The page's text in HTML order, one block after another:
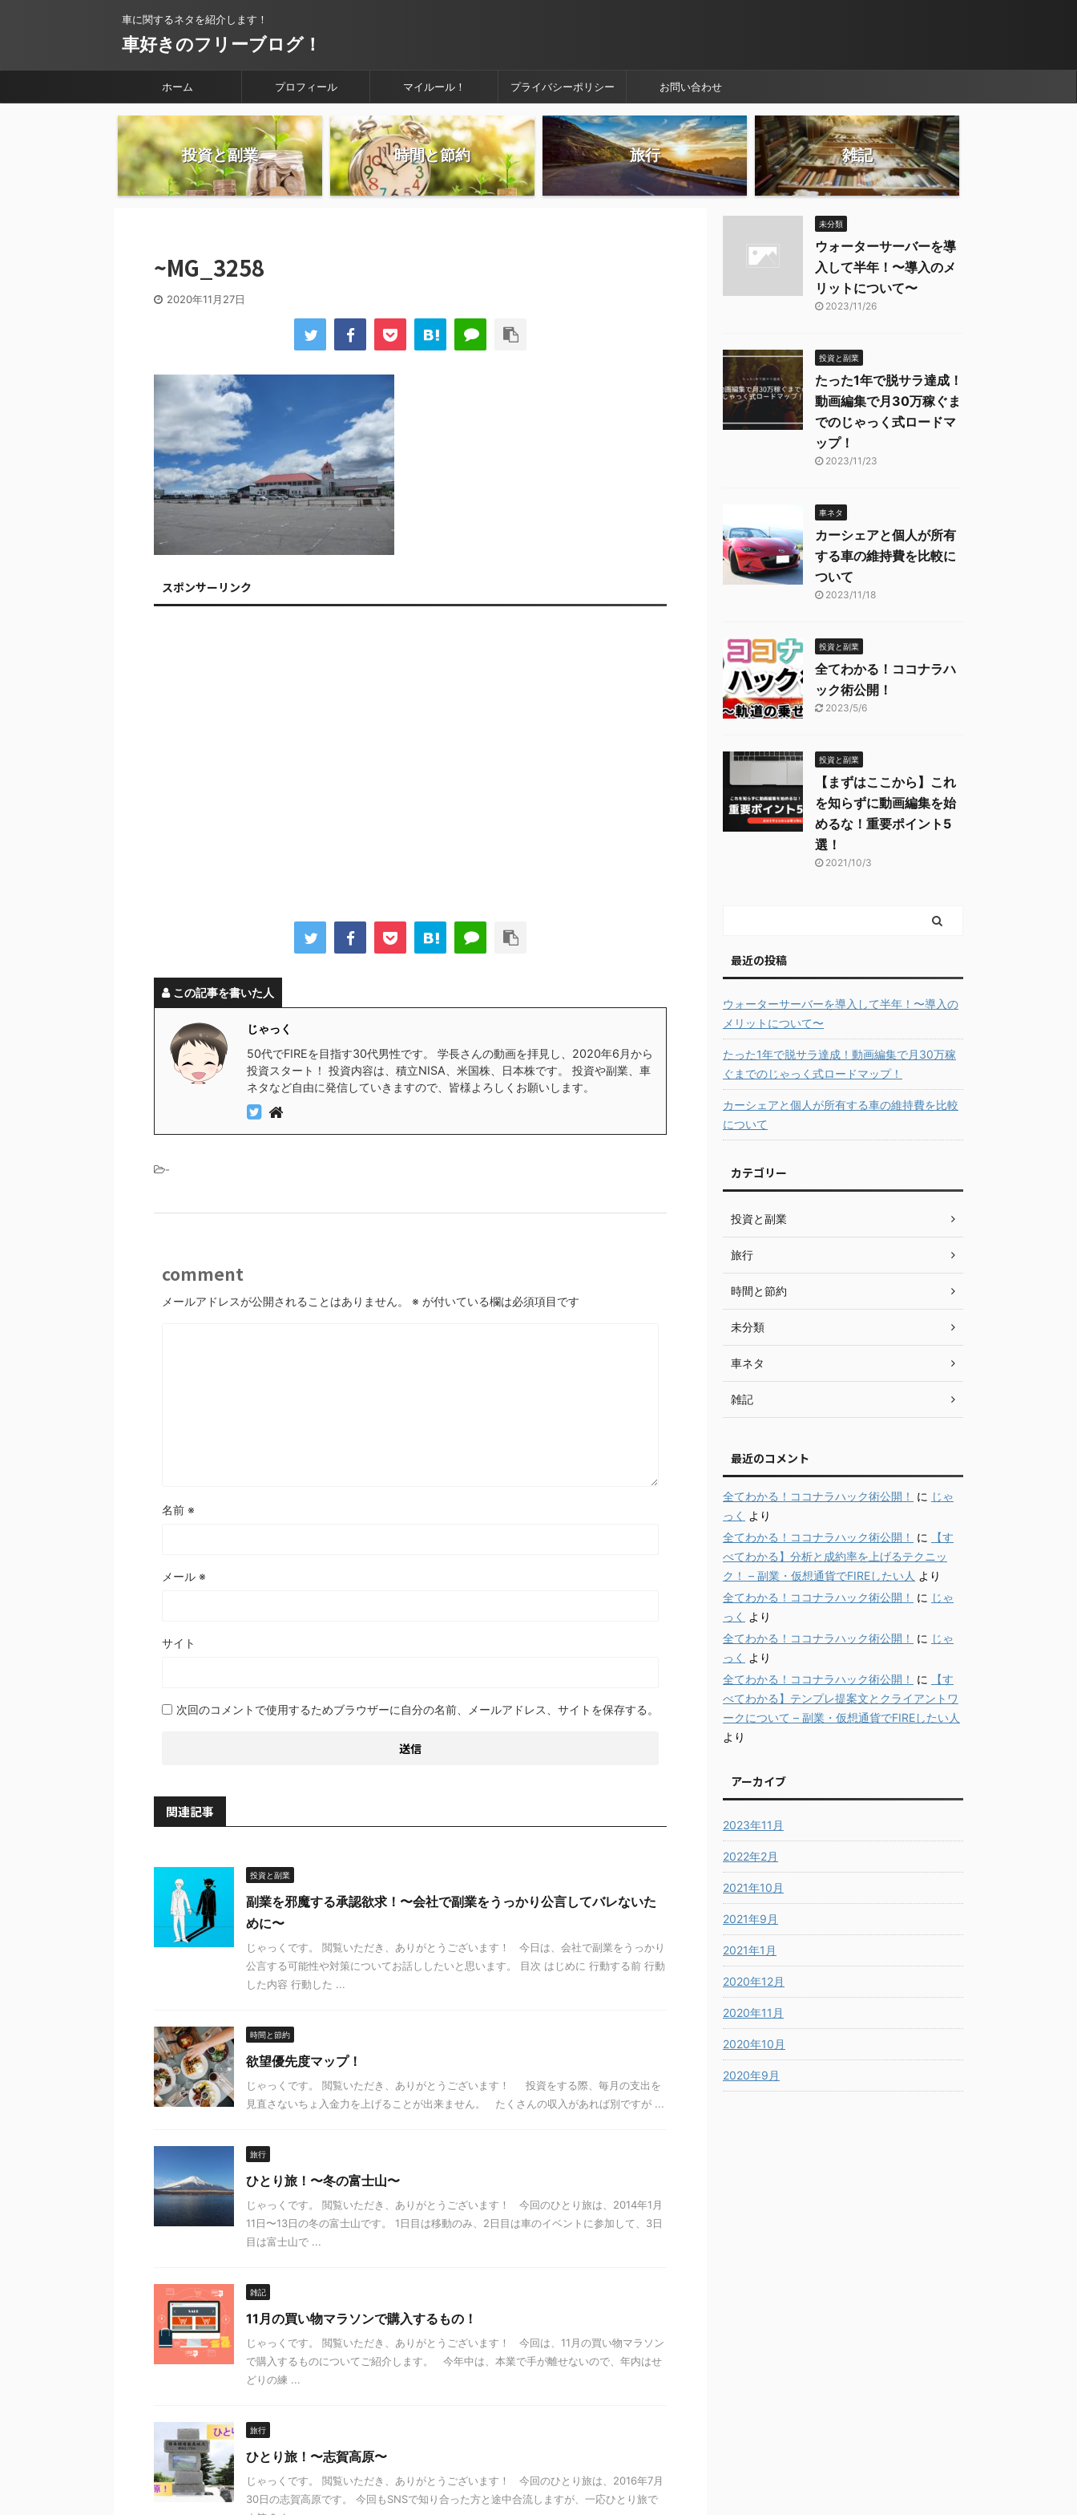
車に関するネタを紹介します！
車好きのフリーブログ！
ホーム プロフィール マイルール！ プライバシーポリシー お問い合わせ
投資と副業 時間と節約 旅行 雑記
~MG_3258
2020年11月27日
スポンサーリンク
この記事を書いた人
じゃっく
50代でFIREを目指す30代男性です。 学長さんの動画を拝見し、2020年6月から
投資スタート！ 投資内容は、積立NISA、米国株、日本株です。 投資や副業、車
ネタなど自由に発信していきますので、皆様よろしくお願いします。
-
comment
メールアドレスが公開されることはありません。 ※ が付いている欄は必須項目です
名前 ※
メール ※
サイト
次回のコメントで使用するためブラウザーに自分の名前、メールアドレス、サイトを保存する。
関連記事
投資と副業
副業を邪魔する承認欲求！〜会社で副業をうっかり公言してバレないた
めに〜
じゃっくです。 閲覧いただき、ありがとうございます！ 今日は、会社で副業をうっかり
公言する可能性や対策についてお話ししたいと思います。 目次 はじめに 行動する前 行動
した内容 行動した ...
時間と節約
欲望優先度マップ！
じゃっくです。 閲覧いただき、ありがとうございます！ 投資をする際、毎月の支出を
見直さないちょ入金力を上げることが出来ません。 たくさんの収入があれば別ですが ...
旅行
ひとり旅！〜冬の富士山〜
じゃっくです。 閲覧いただき、ありがとうございます！ 今回のひとり旅は、2014年1月
11日〜13日の冬の富士山です。 1日目は移動のみ、2日目は車のイベントに参加して、3日
目は富士山で ...
雑記
11月の買い物マラソンで購入するもの！
じゃっくです。 閲覧いただき、ありがとうございます！ 今回は、11月の買い物マラソン
で購入するものについてご紹介します。 今年中は、本業で手が離せないので、年内はせ
どりの練 ...
旅行
ひとり旅！〜志賀高原〜
じゃっくです。 閲覧いただき、ありがとうございます！ 今回のひとり旅は、2016年7月
30日の志賀高原です。 今回もSNSで知り合った方と途中合流しますが、一応ひとり旅で
未分類
ウォーターサーバーを導
入して半年！〜導入のメ
リットについて〜
2023/11/26
投資と副業
たった1年で脱サラ達成！
動画編集で月30万稼ぐま
でのじゃっく式ロードマ
ップ！
2023/11/23
車ネタ
カーシェアと個人が所有
する車の維持費を比較に
ついて
2023/11/18
投資と副業
全てわかる！ココナラハ
ック術公開！
2023/5/6
投資と副業
【まずはここから】これ
を知らずに動画編集を始
めるな！重要ポイント5
選！
2021/10/3
最近の投稿
ウォーターサーバーを導入して半年！〜導入の
メリットについて〜
たった1年で脱サラ達成！動画編集で月30万稼
ぐまでのじゃっく式ロードマップ！
カーシェアと個人が所有する車の維持費を比較
について
カテゴリー
投資と副業
旅行
時間と節約
未分類
車ネタ
雑記
最近のコメント
全てわかる！ココナラハック術公開！ に じゃ
っく
より
全てわかる！ココナラハック術公開！
に
【す
べてわかる】分析と成約率を上げるテクニッ
ク！ – 副業・仮想通貨でFIREしたい人 より
全てわかる！ココナラハック術公開！
に じゃ
っく
より
全てわかる！ココナラハック術公開！
に じゃ
っく
より
全てわかる！ココナラハック術公開！
に
【す
べてわかる】テンプレ提案文とクライアントワ
ークについて – 副業・仮想通貨でFIREしたい人
より
アーカイブ
2023年11月
2022年2月
2021年10月
2021年9月
2021年1月
2020年12月
2020年11月
2020年10月
2020年9月